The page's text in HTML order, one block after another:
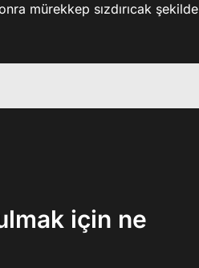
mürekkep sızdırıcak şekilde
için ne